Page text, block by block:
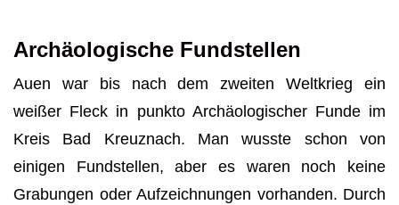
Archäologische Fundstellen
Auen war bis nach dem zweiten Weltkrieg ein
weißer Fleck in punkto Archäologischer Funde im
Kreis Bad Kreuznach. Man wusste schon von
einigen Fundstellen, aber es waren noch keine
Grabungen oder Auf­zeichnungen vorhanden. Durch